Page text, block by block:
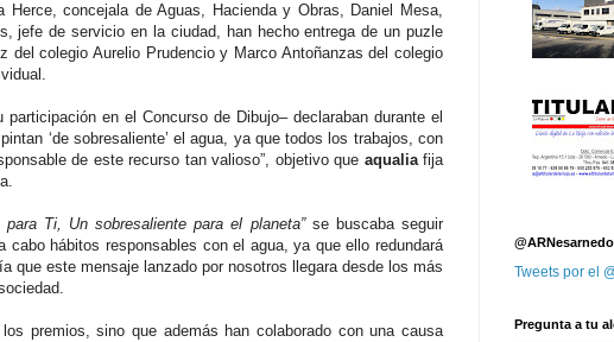
concejala de Aguas, Hacienda y Obras, Daniel Mesa,
jefe de servicio en la ciudad, han hecho entrega de un puzle
colegio Aurelio Prudencio y Marco Antoñanzas del colegio
en el Concurso de Dibujo– declaraban durante el
‘de sobresaliente’ el agua, ya que todos los trabajos, con
de este recurso tan valioso”, objetivo que aqualiafija
para Ti, Un sobresaliente para el planeta” se buscaba seguir
hábitos responsables con el agua, ya que ello redundará
que este mensaje lanzado por nosotros llegara desde los más
premios, sino que además han colaborado con una causa
@ARNesarnedo
Tweets por el
Pregunta a tu